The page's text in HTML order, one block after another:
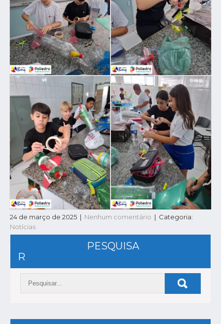
24 de março de 2025 | Nenhum comentário | Categoria:
Notícias
NAVEGAÇÃO
DE
POST
5EF e 7EF | Aulas de Arte
PESQUISA
R